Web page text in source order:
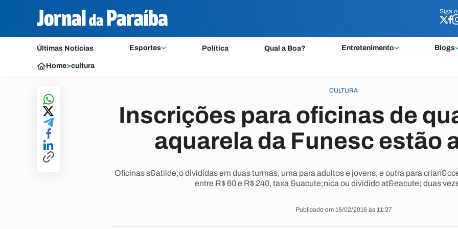
Siga o
Últimas Notícias Esportes Política Qual a Boa? Entretenimento Blogs
Siga o
Home>cultura
CULTURA
Inscrições para oficinas de
aquarela da Funesc estão
Oficinas s&atilde;o divididas em duas turmas, uma para adultos e jovens, e outra para
entre R$ 60 e R$ 240, taxa &uacute;nica ou dividido at&eacute; duas
Publicado em 15/02/2016 às 11:27